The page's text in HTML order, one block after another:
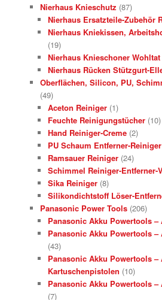
Nierhaus Knieschutz (87)
Nierhaus Ersatzteile-Zubehör
Nierhaus Kniekissen,
(19)
Nierhaus Knieschoner Wohltat
Nierhaus Rücken Stützgurt-
Oberflächen, Silicon, PU,
(49)
Aceton Reiniger (1)
Feuchte Reinigungstücher (10)
Hand Reiniger-Creme (2)
PU Schaum Entferner-Reiniger
Ramsauer Reiniger (24)
Schimmel Reiniger-Entferner-
Sika Reiniger (8)
Silikondichtstoff Löser-
Panasonic Power Tools (206)
Panasonic Akku Powertools
Panasonic Akku Powertools
(43)
Panasonic Akku Powertools –
Kartuschenpistolen (10)
Panasonic Akku Powertools
(7)